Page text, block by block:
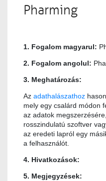
Pharming
1. Fogalom magyarul:
2. Fogalom angolul:
3. Meghatározás:
Az adathalászathoz
mely egy csalárd módon
az adatok
rosszindulatú szoftver
az eredeti lapról egy
a felhasználót.
4. Hivatkozások:
5. Megjegyzések: